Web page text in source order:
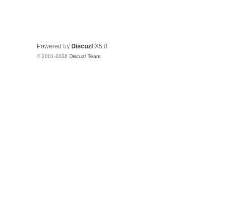
Powered by Discuz! X5.0
© 2001-2026 Discuz! Team